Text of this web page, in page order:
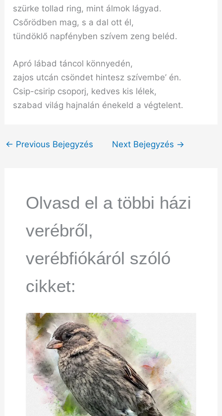
szürke tollad ring, mint álmok lágyad.
Csőrödben mag, s a dal ott él,
tündöklő napfényben szívem zeng beléd.
Apró lábad táncol könnyedén,
zajos utcán csöndet hintesz szívembe’ én.
Csip-csirip csoporj, kedves kis lélek,
szabad világ hajnalán énekeld a végtelent.
← Previous Bejegyzés Next Bejegyzés →
Olvasd el a többi házi
verébről,
verébfiókáról szóló
cikket: